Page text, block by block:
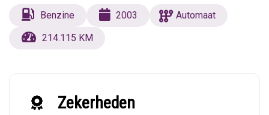
Benzine 2003
Automaat
214.115 KM
Zekerheden